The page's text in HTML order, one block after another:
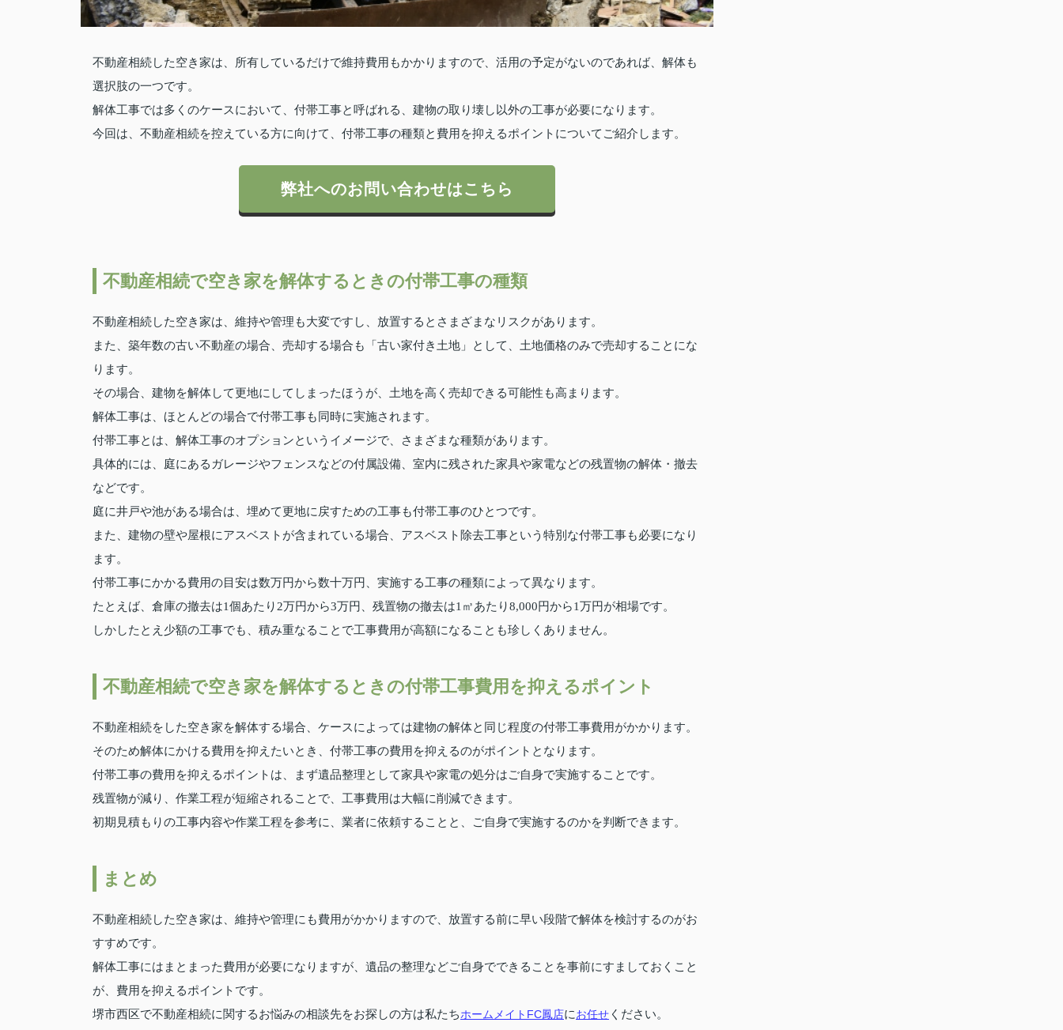
不動産相続した空き家は、所有しているだけで維持費用もかかりますので、活用の予定がないのであれば、解体も
選択肢の一つです。
解体工事では多くのケースにおいて、付帯工事と呼ばれる、建物の取り壊し以外の工事が必要になります。
今回は、不動産相続を控えている方に向けて、付帯工事の種類と費用を抑えるポイントについてご紹介します。
弊社へのお問い合わせはこちら
不動産相続で空き家を解体するときの付帯工事の種類
不動産相続した空き家は、維持や管理も大変ですし、放置するとさまざまなリスクがあります。
また、築年数の古い不動産の場合、売却する場合も「古い家付き土地」として、土地価格のみで売却することにな
ります。
その場合、建物を解体して更地にしてしまったほうが、土地を高く売却できる可能性も高まります。
解体工事は、ほとんどの場合で付帯工事も同時に実施されます。
付帯工事とは、解体工事のオプションというイメージで、さまざまな種類があります。
具体的には、庭にあるガレージやフェンスなどの付属設備、室内に残された家具や家電などの残置物の解体・撤去
などです。
庭に井戸や池がある場合は、埋めて更地に戻すための工事も付帯工事のひとつです。
また、建物の壁や屋根にアスベストが含まれている場合、アスベスト除去工事という特別な付帯工事も必要になり
ます。
付帯工事にかかる費用の目安は数万円から数十万円、実施する工事の種類によって異なります。
たとえば、倉庫の撤去は1個あたり2万円から3万円、残置物の撤去は1㎥あたり8,000円から1万円が相場です。
しかしたとえ少額の工事でも、積み重なることで工事費用が高額になることも珍しくありません。
不動産相続で空き家を解体するときの付帯工事費用を抑えるポイント
不動産相続をした空き家を解体する場合、ケースによっては建物の解体と同じ程度の付帯工事費用がかかります。
そのため解体にかける費用を抑えたいとき、付帯工事の費用を抑えるのがポイントとなります。
付帯工事の費用を抑えるポイントは、まず遺品整理として家具や家電の処分はご自身で実施することです。
残置物が減り、作業工程が短縮されることで、工事費用は大幅に削減できます。
初期見積もりの工事内容や作業工程を参考に、業者に依頼することと、ご自身で実施するのかを判断できます。
まとめ
不動産相続した空き家は、維持や管理にも費用がかかりますので、放置する前に早い段階で解体を検討するのがお
すすめです。
解体工事にはまとまった費用が必要になりますが、遺品の整理などご自身でできることを事前にすましておくこと
が、費用を抑えるポイントです。
堺市西区で不動産相続に関するお悩みの相談先をお探しの方は私たちホームメイトFC鳳店にお任せ ください。